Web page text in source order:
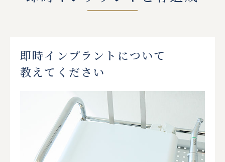
即時インプラントについて
教えてください